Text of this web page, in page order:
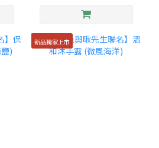
新品獨家上市